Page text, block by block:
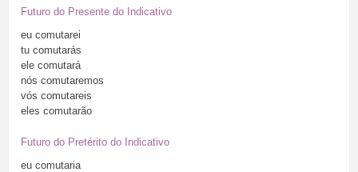
Futuro do Presente do Indicativo
eu comutarei
tu comutarás
ele comutará
nós comutaremos
vós comutareis
eles comutarão
Futuro do Pretérito do Indicativo
eu comutaria